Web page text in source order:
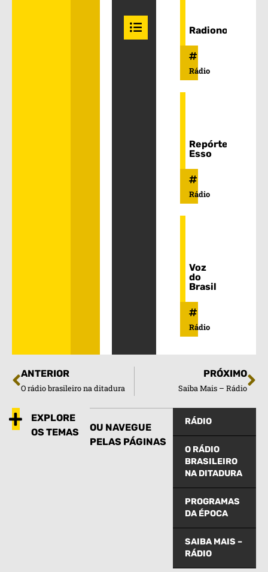
EXPLORE
OS TEMAS
OU NAVEGUE
PELAS PÁGINAS
RÁDIO
O RÁDIO
BRASILEIRO
NA DITADURA
PROGRAMAS
DA ÉPOCA
SAIBA MAIS –
RÁDIO
Radionovelas
Rádio
Repórter
Esso
Rádio
Voz
do
Brasil
Rádio
ANTERIOR
O rádio brasileiro na ditadura
PRÓXIMO
Saiba Mais – Rádio